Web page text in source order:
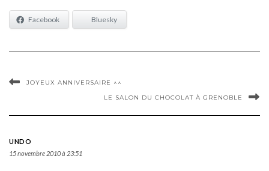
Facebook Bluesky
JOYEUX ANNIVERSAIRE ^^
LE SALON DU CHOCOLAT À GRENOBLE
UNDO
15 novembre 2010 à 23:51